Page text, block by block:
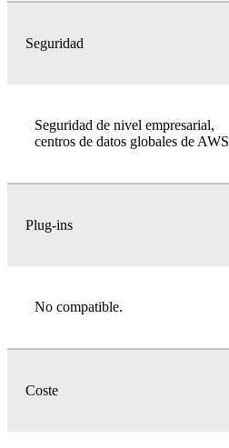
Seguridad
Seguridad de nivel empresarial,
centros de datos globales de AWS
Plug-ins
No compatible.
Coste